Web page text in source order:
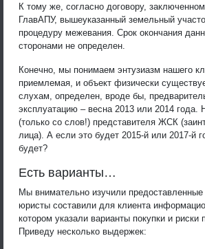
К тому же, согласно договору,
ГлавАПУ, вышеуказанный земельный
процедуру межевания. Срок окончания
сторонами не определен.
Конечно, мы понимаем энтузиазм нашего
приемлемая, и объект физически
слухам, определен, вроде бы,
эксплуатацию – весна 2013 или 2014 года.
(только со слов!) представителя ЖСК
лица). А если это будет 2015-й или 2017-й
будет?
Есть варианты…
Мы внимательно изучили
юристы составили для клиента
котором указали варианты покупки и риски
Приведу несколько выдержек: